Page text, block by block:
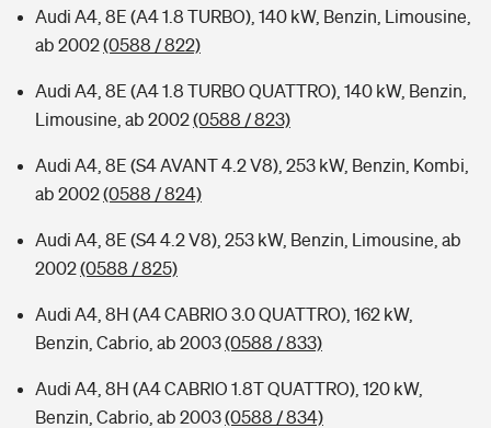
Audi A4, 8E (A4 1.8 TURBO), 140 kW, Benzin, Limousine,
ab 2002(0588 / 822)
Audi A4, 8E (A4 1.8 TURBO QUATTRO), 140 kW, Benzin,
Limousine, ab 2002(0588 / 823)
Audi A4, 8E (S4 AVANT 4.2 V8), 253 kW, Benzin, Kombi,
ab 2002(0588 / 824)
Audi A4, 8E (S4 4.2 V8), 253 kW, Benzin, Limousine, ab
2002(0588 / 825)
Audi A4, 8H (A4 CABRIO 3.0 QUATTRO), 162 kW,
Benzin, Cabrio, ab 2003(0588 / 833)
Audi A4, 8H (A4 CABRIO 1.8T QUATTRO), 120 kW,
Benzin, Cabrio, ab 2003(0588 / 834)